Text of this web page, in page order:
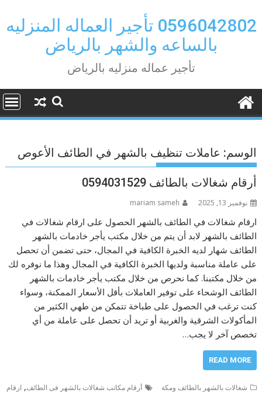
to
content
0596042802 تأجير العماله المنزليه
بالساعه والشهر بالرياض
تأجير عماله منزليه بالرياض
الوسم: عاملات تنظيف بالشهر في الطائف الأعوص
أرقام شغالات بالطائف 0594031529
نوفمبر 13, 2025 mariam sameh
ارقام شغالات في الطائف بالشهر الحصول على ارقام شغالات في
الطائف بالشهر لابد أن يتم من خلال مكتب يأجر خادمات بالشهر
الطائف شهار لديه الخبرة الكافية في المجال، حتى تضمن أن تحصل
على عاملة مناسبة ولديها الخبرة الكافية في المجال وهذا ما نوفره لك
من خلال مكتبنا. كما نحرص من خلال مكتب يأجر خادمات بالشهر
الطائف الوشحاء على توفير العاملات بأقل الأسعار الممكنة، وسواء
كنت ترغب في الحصول على طباخة تتمكن من طهي الكثير من
المأكولات الشرقية والغربية أو تريد أن تحصل على عاملة من أي
تخصص آخر لا يجب…
READ MORE
شغالات بالشهر بالطائف ومكة أرقام مكاتب شغالات بالشهر فى الطائف,ارقام